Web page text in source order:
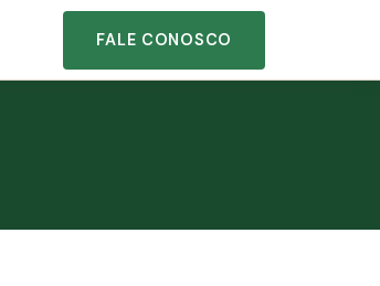
FALE CONOSCO